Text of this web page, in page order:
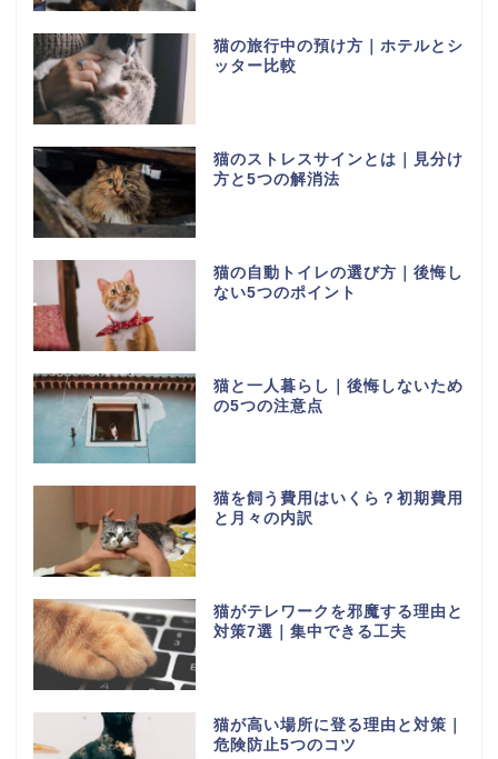
猫の旅行中の預け方｜ホテルとシ
ッター比較
猫のストレスサインとは｜見分け
方と5つの解消法
猫の自動トイレの選び方｜後悔し
ない5つのポイント
猫と一人暮らし｜後悔しないため
の5つの注意点
猫を飼う費用はいくら？初期費用
と月々の内訳
猫がテレワークを邪魔する理由と
対策7選｜集中できる工夫
猫が高い場所に登る理由と対策｜
危険防止5つのコツ